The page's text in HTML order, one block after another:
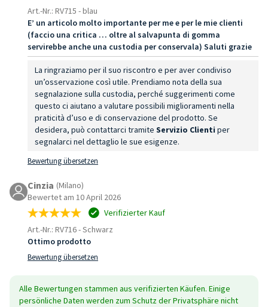
Art.-Nr.: RV715 -blau
E’ un articolo molto importante per me e per le mie clienti
(faccio una critica … oltre al salvapunta di gomma
servirebbe anche una custodia per conservala) Saluti grazie
La ringraziamo per il suo riscontro e per aver condiviso
un’osservazione così utile. Prendiamo nota della sua
segnalazione sulla custodia, perché suggerimenti come
questo ci aiutano a valutare possibili miglioramenti nella
praticità d’uso e di conservazione del prodotto. Se
desidera, può contattarci tramite Servizio Clienti per
segnalarci nel dettaglio le sue esigenze.
Bewertung übersetzen
Cinzia (Milano)
Bewertet am 10 April 2026
Verifizierter Kauf
Art.-Nr.: RV716-Schwarz
Ottimo prodotto
Bewertung übersetzen
Alle Bewertungen stammen aus verifizierten Käufen. Einige
persönliche Daten werden zum Schutz der Privatsphäre nicht